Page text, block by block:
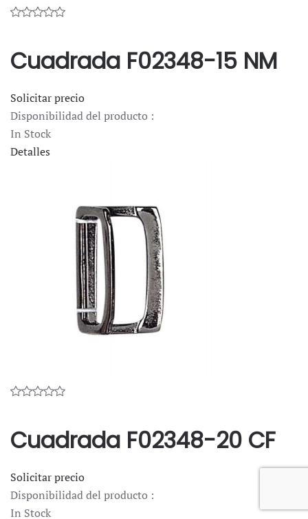
Cuadrada F02348-15 NM
Solicitar precio
Disponibilidad del producto :
In Stock
Detalles
Cuadrada F02348-20 CF
Solicitar precio
Disponibilidad del producto :
In Stock